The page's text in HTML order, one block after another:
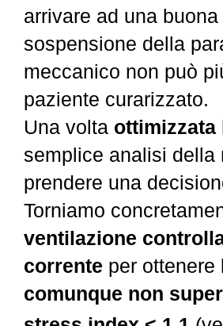
arrivare ad una buona
sospensione della
meccanico non può
paziente curarizzato.
Una volta ottimizzata
semplice analisi della
prendere una
Torniamo
ventilazione
corrente per ottenere
comunque non